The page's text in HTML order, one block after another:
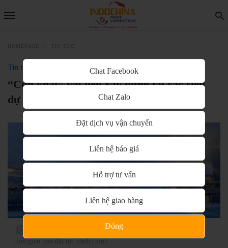
Tin tức
“Cơn khát” vật liệu xây dựng tại các siêu
dự án hàng không
Cục Hàng không Việt Nam đẩy mạnh sửa đổi nghị định để
Chat Facebook
Chat Zalo
Đặt dịch vụ vận chuyển
Liên hệ báo giá
Hỗ trợ tư vấn
Liên hệ giao hàng
Đóng